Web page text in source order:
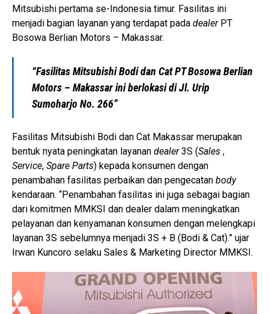
Mitsubishi pertama se-Indonesia timur. Fasilitas ini
menjadi bagian layanan yang terdapat pada dealerPT
Bosowa Berlian Motors – Makassar.
“Fasilitas Mitsubishi Bodi dan Cat PT Bosowa Berlian
Motors – Makassar ini berlokasi di Jl. Urip
Sumoharjo No. 266”
Fasilitas Mitsubishi Bodi dan Cat Makassar merupakan
bentuk nyata peningkatan layanan dealer3S (Sales ,
Service, Spare Parts) kepada konsumen dengan
penambahan fasilitas perbaikan dan pengecatan body
kendaraan. “Penambahan fasilitas ini juga sebagai bagian
dari komitmen MMKSI dan dealer dalam meningkatkan
pelayanan dan kenyamanan konsumen dengan melengkapi
layanan 3S sebelumnya menjadi 3S + B (Bodi & Cat).” ujar
Irwan Kuncoro selaku Sales & Marketing Director MMKSI.